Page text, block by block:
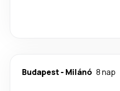
Budapest- Milánó 8 nap